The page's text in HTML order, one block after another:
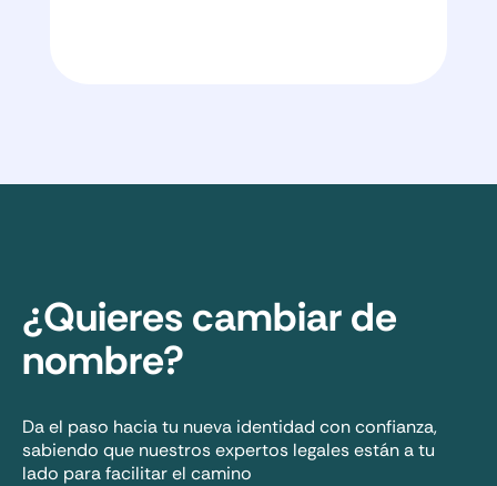
¿Quieres cambiar de
nombre?
Da el paso hacia tu nueva identidad con confianza,
sabiendo que nuestros expertos legales están a tu
lado para facilitar el camino